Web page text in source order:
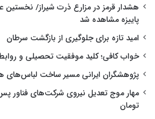
هشدار قرمز در مزارع ذرت شیراز/ نخستین
پاییزه مشاهده شد
امید تازه برای جلوگیری از بازگشت سرطان
خواب کافی؛ کلید موفقیت تحصیلی و
پژوهشگران ایرانی مسیر ساخت لباس‌های
تومان